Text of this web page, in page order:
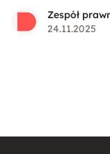
Zespół
24.11.2025